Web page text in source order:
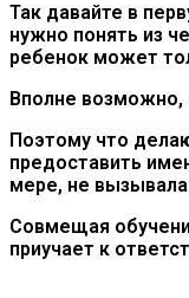
Так давайте в
нужно понять из
ребенок может
Вполне возможно,
Поэтому что
предоставить
мере, не
Совмещая
приучает к